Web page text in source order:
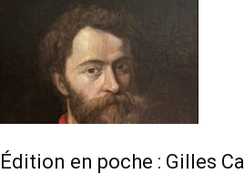
Édition en poche : Gilles